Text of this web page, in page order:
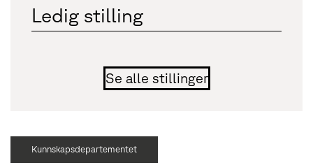
Ledig stilling
Se alle stillinger
Kunnskapsdepartementet